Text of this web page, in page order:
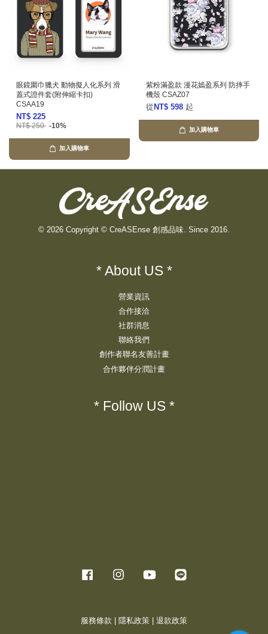
眼鏡圍巾獵犬 動物擬人化系列 滑
蓋式證件套(附伸縮卡扣)
CSAA19
NT$ 225
NT$ 250 -10%
加入購物車
紫粉滿盈款 漫花嫣盈系列 防摔手
機殼 CSAZ07
從 NT$ 598 起
加入購物車
© 2026 Copyright © CreASEnse 創感品味. Since 2016.
* About US *
營業資訊
合作接洽
社群消息
聯絡我們
創作者聯名友善計畫
合作夥伴分潤計畫
* Follow US *
Facebook Instagram YouTube
服務條款 隱私政策 退款政策